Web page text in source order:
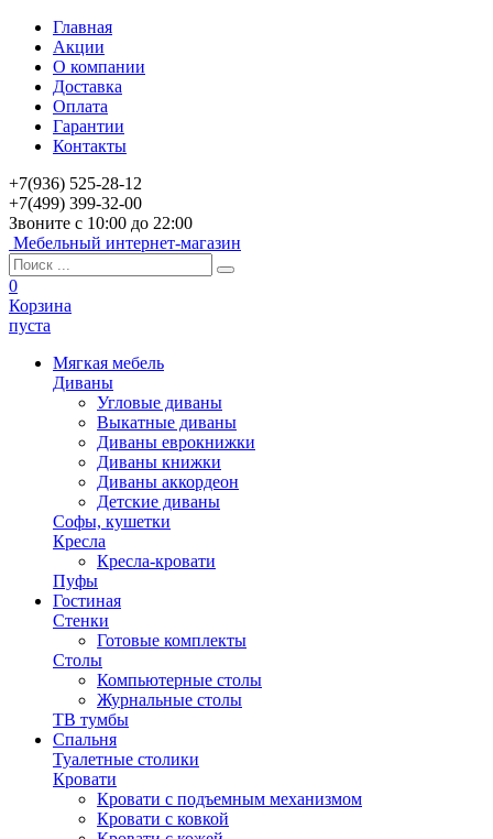
Главная
Акции
О компании
Доставка
Оплата
Гарантии
Контакты
+7(936) 525-28-12
+7(499) 399-32-00
Звоните с 10:00 до 22:00
Мебельный интернет-магазин
0
Корзина
пуста
Мягкая мебель
Диваны
Угловые диваны
Выкатные диваны
Диваны еврокнижки
Диваны книжки
Диваны аккордеон
Детские диваны
Софы, кушетки
Кресла
Кресла-кровати
Пуфы
Гостиная
Стенки
Готовые комплекты
Столы
Компьютерные столы
Журнальные столы
ТВ тумбы
Спальня
Туалетные столики
Кровати
Кровати с подъемным механизмом
Кровати с ковкой